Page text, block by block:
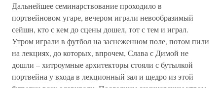
Дальнейшее семинарствование проходило в
портвейновом угаре, вечером играли невообразимый
сейшн, кто с кем до сцены дошел, тот с тем и играл.
Утром играли в футбол на заснеженном поле, потом пили
на лекциях, до которых, впрочем, Слава с Димой не
дошли – хитроумные архитекторы стояли с бутылкой
портвейна у входа в лекционный зал и щедро из этой